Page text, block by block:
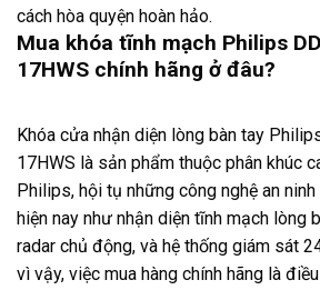
cách hòa quyện hoàn hảo.
Mua khóa tĩnh mạch Philips
17HWS chính hãng ở đâu?
Khóa cửa nhận diện lòng bàn tay
17HWS là sản phẩm thuộc phân khúc
Philips, hội tụ những công nghệ an
hiện nay như nhận diện tĩnh mạch lòng
radar chủ động, và hệ thống giám sát
vì vậy, việc mua hàng chính hãng là